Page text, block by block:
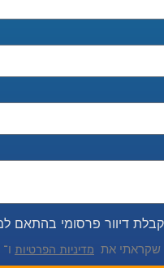
דיוור פרסומי בהתאם
את מדיניות הפרטיות ו־